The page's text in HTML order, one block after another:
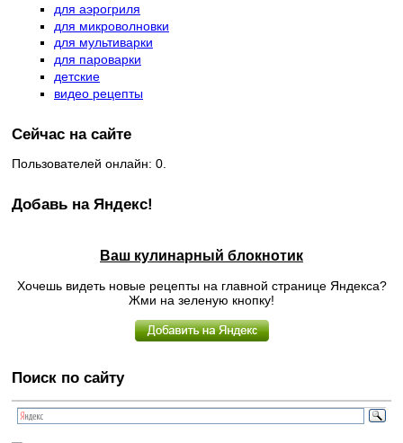
для аэрогриля
для микроволновки
для мультиварки
для пароварки
детские
видео рецепты
Сейчас на сайте
Пользователей онлайн: 0.
Добавь на Яндекс!
Ваш кулинарный блокнотик
Хочешь видеть новые рецепты на главной странице Яндекса?
Жми на зеленую кнопку!
Поиск по сайту